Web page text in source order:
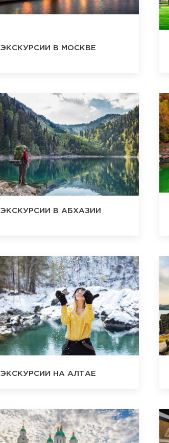
ЭКСКУРСИИ В МОСКВЕ
ЭКСКУРСИИ В АБХАЗИИ
ЭКСКУРСИИ НА АЛТАЕ